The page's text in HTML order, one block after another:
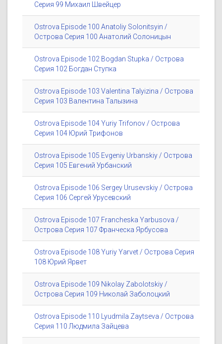
Серия 99 Михаил Швейцер
Ostrova Episode 100 Anatoliy Solonitsyin /
Острова Серия 100 Анатолий Солоницын
Ostrova Episode 102 Bogdan Stupka / Острова
Серия 102 Богдан Ступка
Ostrova Episode 103 Valentina Talyizina / Острова
Серия 103 Валентина Талызина
Ostrova Episode 104 Yuriy Trifonov / Острова
Серия 104 Юрий Трифонов
Ostrova Episode 105 Evgeniy Urbanskiy / Острова
Серия 105 Евгений Урбанский
Ostrova Episode 106 Sergey Urusevskiy / Острова
Серия 106 Сергей Урусевский
Ostrova Episode 107 Francheska Yarbusova /
Острова Серия 107 Франческа Ярбусова
Ostrova Episode 108 Yuriy Yarvet / Острова Серия
108 Юрий Ярвет
Ostrova Episode 109 Nikolay Zabolotskiy /
Острова Серия 109 Николай Заболоцкий
Ostrova Episode 110 Lyudmila Zaytseva / Острова
Серия 110 Людмила Зайцева